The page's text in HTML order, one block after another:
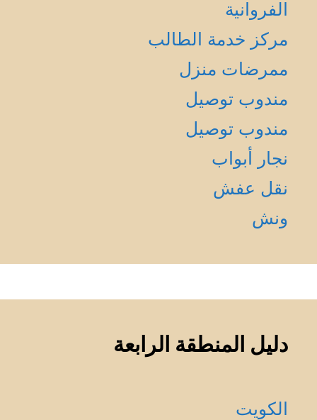
الفروانية
مركز خدمة الطالب
ممرضات منزل
مندوب توصيل
مندوب توصيل
نجار أبواب
نقل عفش
ونش
دليل المنطقة الرابعة
الكويت